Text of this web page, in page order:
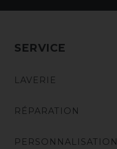
SERVICE
LAVERIE
RÉPARATION
PERSONNALISATION